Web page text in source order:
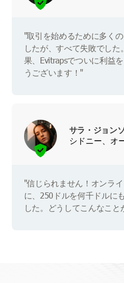
"取引を始めるために多く
したが、すべて失敗でし
果、Evitrapsでついに利益
うございます！"
サラ・ジョン
シドニー、オ
"信じられません！オンラ
に、250ドルを何千ドルに
した。どうしてこんなこ